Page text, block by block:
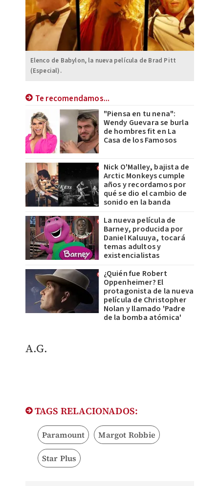
Elenco de Babylon, la nueva película de Brad Pitt
(Especial).
Te recomendamos...
"Piensa en tu nena":
Wendy Guevara se burla
de hombres fit en La
Casa de los Famosos
Nick O'Malley, bajista de
Arctic Monkeys cumple
años y recordamos por
qué se dio el cambio de
sonido en la banda
La nueva película de
Barney, producida por
Daniel Kaluuya, tocará
temas adultos y
existencialistas
¿Quién fue Robert
Oppenheimer? El
protagonista de la nueva
película de Christopher
Nolan y llamado 'Padre
de la bomba atómica'
A.G.
TAGS RELACIONADOS:
Paramount Margot Robbie
Star Plus